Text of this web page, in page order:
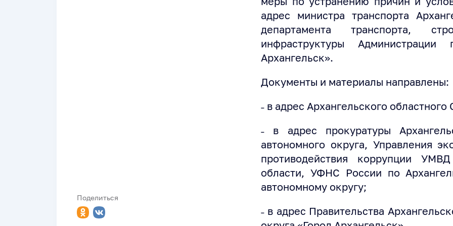
Поделиться
адрес министра транспорта
департамента транспорта,
инфраструктуры Администрации
Архангельск».
Документы и материалы направлены:
˗ в адрес Архангельского
˗ в адрес прокуратуры
автономного округа, Управления
противодействия коррупции
области, УФНС России по
автономному округу;
˗ в адрес Правительства